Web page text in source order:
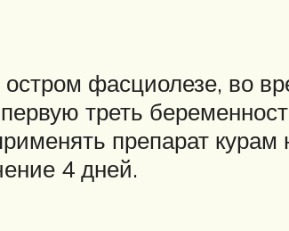
фасциолезе, во
треть
препарат курам
4 дней.